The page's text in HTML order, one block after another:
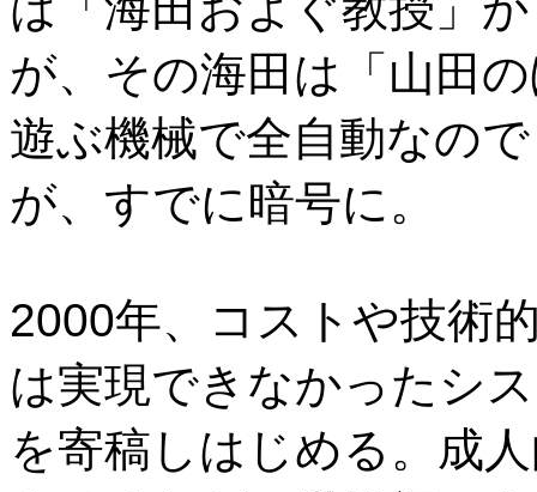
が、その海田は「山田
遊ぶ機械で全自動なの
が、すでに暗号に。
2000年、コストや技術
は実現できなかったシ
を寄稿しはじめる。成